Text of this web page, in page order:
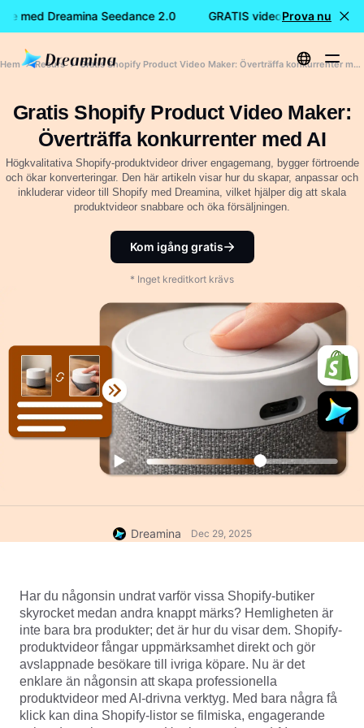
med Dreamina Seedance 2.0 GRATIS videoskapande
Prova nu
Hem Resurs Gratis Shopify Product Video Maker: Överträffa konkurrenter med AI
Gratis Shopify Product Video Maker:
Överträffa konkurrenter med AI
Högkvalitativa Shopify-produktvideor driver engagemang, bygger förtroende
och ökar konverteringar. Den här artikeln visar hur du skapar, anpassar och
inkluderar videor till Shopify med Dreamina, vilket hjälper dig att skala
produktvideor snabbare och öka försäljningen.
Kom igång gratis
* Inget kreditkort krävs
Dreamina Dec 29, 2025
Har du någonsin undrat varför vissa Shopify-butiker
skyrocket medan andra knappt märks? Hemligheten är
inte bara bra produkter; det är hur du visar dem. Shopify-
produktvideor fångar uppmärksamhet direkt och gör
avslappnade besökare till ivriga köpare. Nu är det
enklare än någonsin att skapa professionella
produktvideor med AI-drivna verktyg. Med bara några få
klick kan dina Shopify-listor se filmiska, engagerande